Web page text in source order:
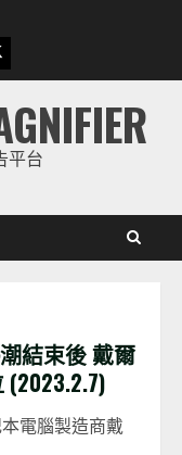
平台
結束後 戴爾
電腦製造商戴